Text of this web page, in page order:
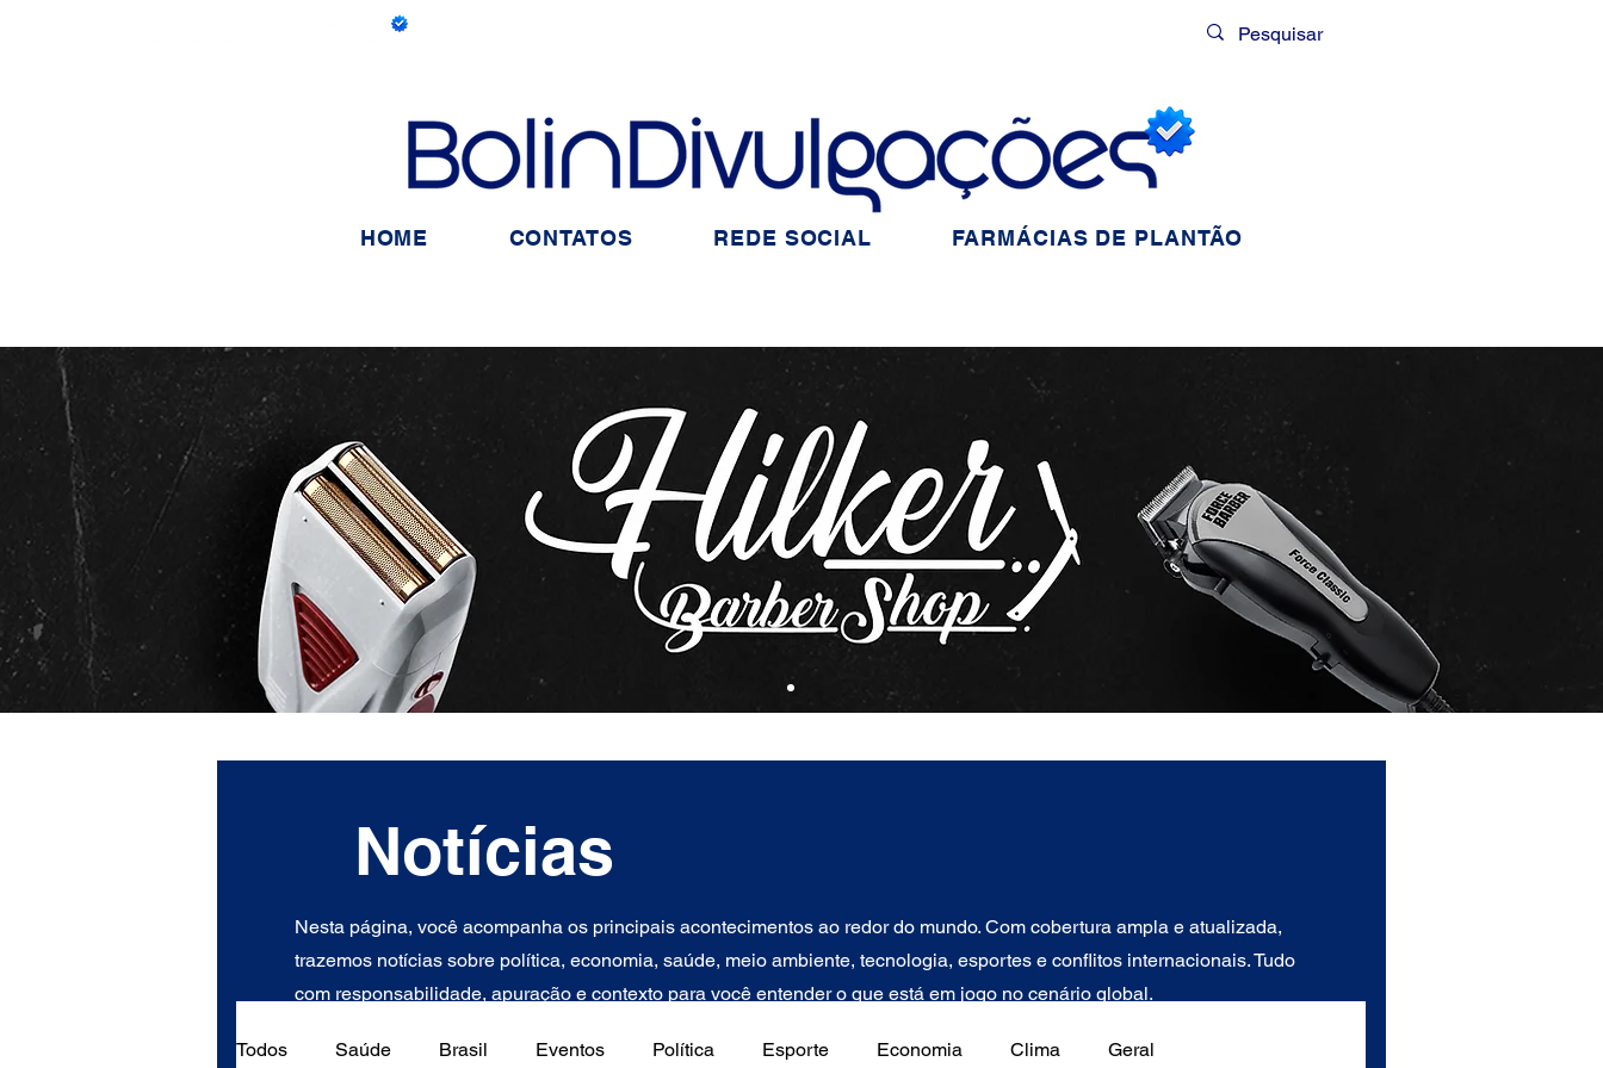
Notícias
Nesta página, você acompanha os principais acontecimentos ao redor do mundo. Com cobertura ampla e atualizada,
trazemos notícias sobre política, economia, saúde, meio ambiente, tecnologia, esportes e conflitos internacionais. Tudo
com responsabilidade, apuração e contexto para você entender o que está em jogo no cenário global.
Todos Saúde Brasil Eventos Política Esporte Economia Clima Geral
HOME CONTATOS REDE SOCIAL FARMÁCIAS DE PLANTÃO